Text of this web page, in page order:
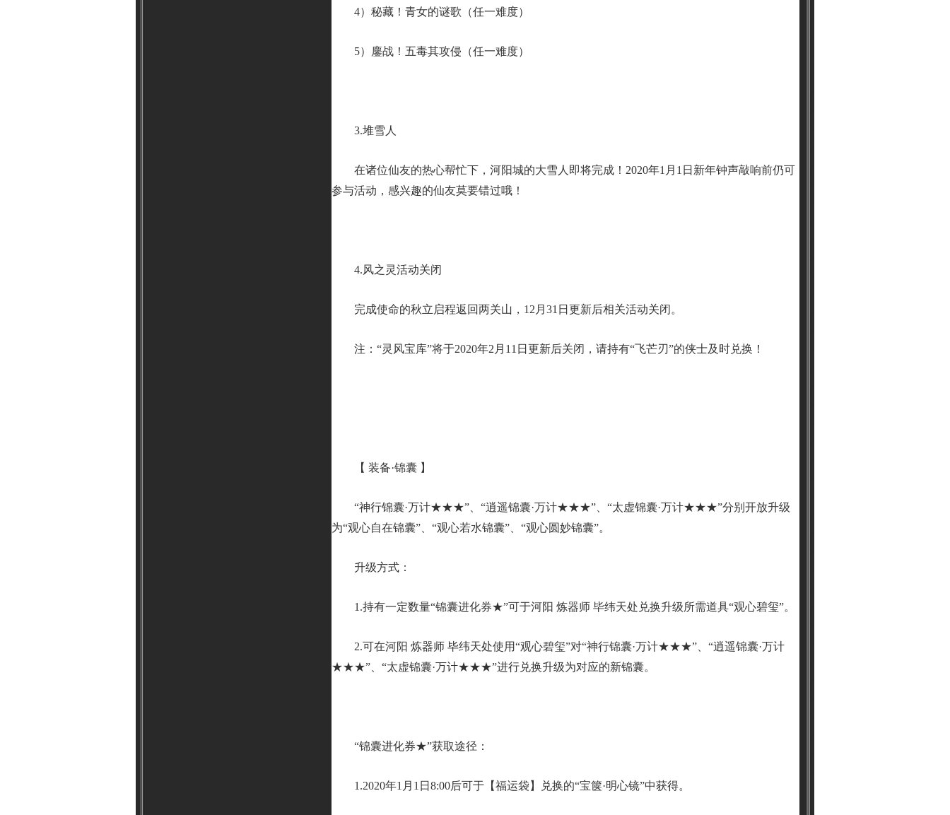
4）秘藏！青女的谜歌（任一难度）
5）鏖战！五毒其攻侵（任一难度）
3.堆雪人
在诸位仙友的热心帮忙下，河阳城的大雪人即将完成！2020年1月1日新年钟声敲响前仍可
参与活动，感兴趣的仙友莫要错过哦！
4.风之灵活动关闭
完成使命的秋立启程返回两关山，12月31日更新后相关活动关闭。
注：“灵风宝库”将于2020年2月11日更新后关闭，请持有“飞芒刃”的侠士及时兑换！
【 装备·锦囊 】
“神行锦囊·万计★★★”、“逍遥锦囊·万计★★★”、“太虚锦囊·万计★★★”分别开放升级
为“观心自在锦囊”、“观心若水锦囊”、“观心圆妙锦囊”。
升级方式：
1.持有一定数量“锦囊进化券★”可于河阳 炼器师 毕纬天处兑换升级所需道具“观心碧玺”。
2.可在河阳 炼器师 毕纬天处使用“观心碧玺”对“神行锦囊·万计★★★”、“逍遥锦囊·万计
★★★”、“太虚锦囊·万计★★★”进行兑换升级为对应的新锦囊。
“锦囊进化券★”获取途径：
1.2020年1月1日8:00后可于【福运袋】兑换的“宝箧·明心镜”中获得。